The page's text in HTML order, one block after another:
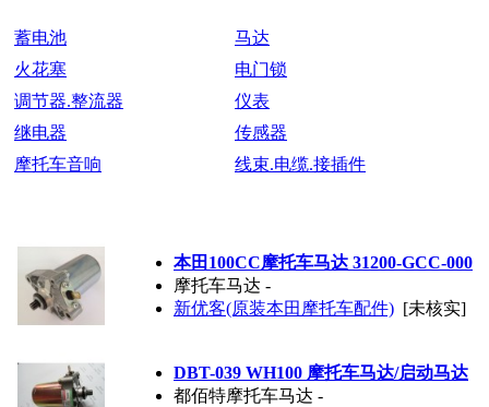
蓄电池
马达
火花塞
电门锁
调节器.整流器
仪表
继电器
传感器
摩托车音响
线束.电缆.接插件
本田100CC摩托车马达 31200-GCC-000
摩托车马达 -
新优客(原装本田摩托车配件) [未核实]
DBT-039 WH100 摩托车马达/启动马达
都佰特摩托车马达 -